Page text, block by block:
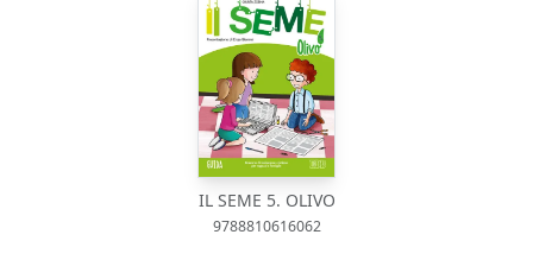
IL SEME 5. OLIVO
9788810616062